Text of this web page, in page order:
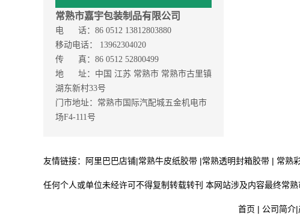
常熟市嘉宇包装制品有限公司
电 话：86 0512 13812803880
移动电话： 13962304020
传 真：86 0512 52800499
地 址：中国 江苏 常熟市 常熟市古里镇
湖东新村33号
门市地址：常熟市国际汽配城五金机电市
场F4-111号
友情链接： 阿里巴巴店铺|常熟牛皮纸胶带 |常熟透明封箱胶带 | 常熟
任何个人或单位未经许可不得复制转载转刊 本网站涉及内容最终常
首页 | 公司简介|